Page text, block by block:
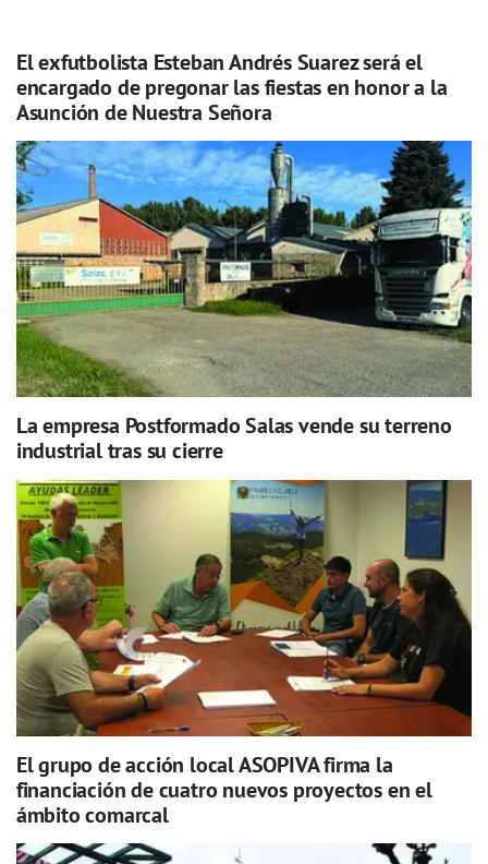
El exfutbolista Esteban Andrés Suarez será el
encargado de pregonar las fiestas en honor a la
Asunción de Nuestra Señora
La empresa Postformado Salas vende su terreno
industrial tras su cierre
El grupo de acción local ASOPIVA firma la
financiación de cuatro nuevos proyectos en el
ámbito comarcal